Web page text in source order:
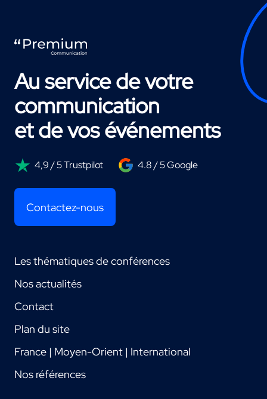
Au service de votre
communication
et de vos événements
4,9 / 5 Trustpilot 4.8 / 5 Google
Contactez-nous
Les thématiques de conférences
Nos actualités
Contact
Plan du site
France | Moyen-Orient | International
Nos références